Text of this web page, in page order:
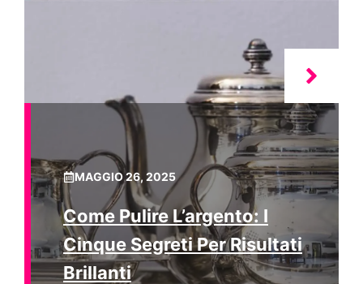
MAGGIO 26, 2025
Come Pulire L’argento: I
Cinque Segreti Per Risultati
Brillanti